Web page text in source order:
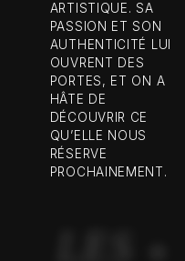
ARTISTIQUE. SA
PASSION ET SON
AUTHENTICITÉ LUI
OUVRENT DES
PORTES, ET ON A
HÂTE DE
DÉCOUVRIR CE
QU’ELLE NOUS
RÉSERVE
PROCHAINEMENT.